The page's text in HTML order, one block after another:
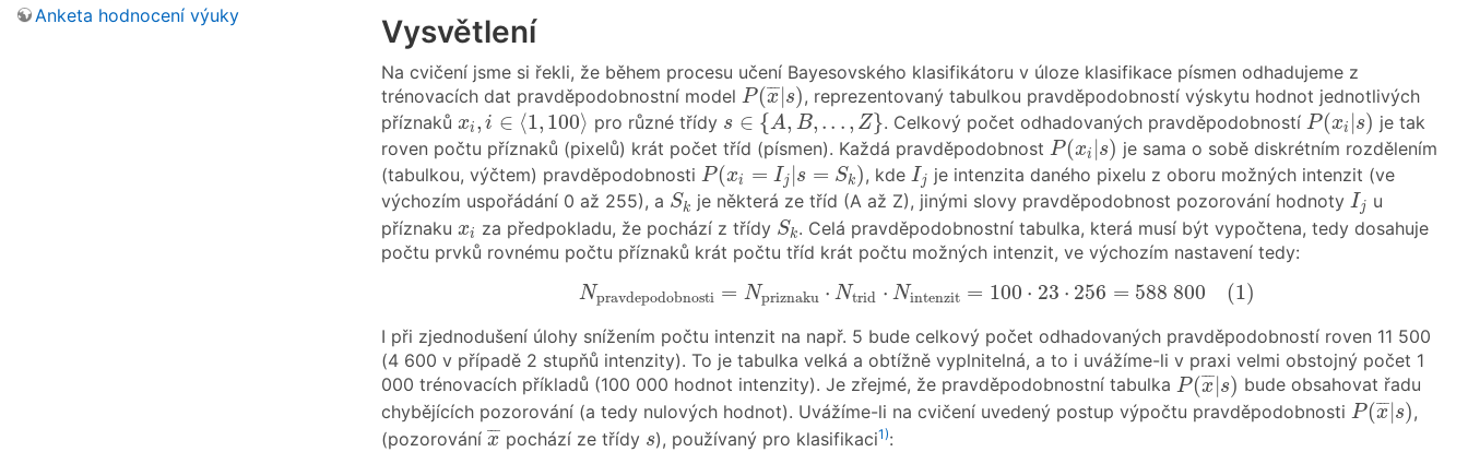
Anketa hodnocení výuky
Vysvětlení
Na cvičení jsme si řekli, že během procesu učení Bayesovského klasifikátoru v úloze klasifikace písmen odhadujeme z
trénovacích dat pravděpodobnostní model P (¯
¯¯
x|s)
P(x¯ |s), reprezentovaný tabulkou pravděpodobností výskytu hodnot jednotlivých
příznaků xi , i ∈ ⟨1, 100⟩
x i∈⟨ 1,100⟩ pro různé třídy s ∈ {A, B, . . . , Z}
s ∈ {A ,B ,.. Z . Celkový počet odhadovaných pravděpodobností P (xi |s)
P(xi s) je tak
roven počtu příznaků (pixelů) krát počet tříd (písmen). Každá pravděpodobnost P (xi |s)
P(xi s) je sama o sobě diskrétním rozdělením
(tabulkou, výčtem) pravděpodobnosti P (xi = Ij |s = Sk)
P(xi = j| s= S ) , kde Ij
Ij
je intenzita daného pixelu z oboru možných intenzit (ve
výchozím uspořádání 0 až 255), a Sk
S je některá ze tříd (A až Z), jinými slovy pravděpodobnost pozorování hodnoty I j
Ij
u
příznaku xi
xi za předpokladu, že pochází z třídy Sk
Sk . Celá pravděpodobnostní tabulka, která musí být vypočtena, tedy dosahuje
počtu prvků rovnému počtu příznaků krát počtu tříd krát počtu možných intenzit, ve výchozím nastavení tedy:
Npravdepodobnosti = Npriznaku ⋅ Ntrid ⋅ Nintenzit = 100 ⋅ 23 ⋅ 256 = 588 800 (1)
Npravdepodobnosti priznaku⋅N intenzit= 100⋅ 23⋅256=588800
I při zjednodušení úlohy snížením počtu intenzit na např. 5 bude celkový počet odhadovaných pravděpodobností roven 11 500
(4 600 v případě 2 stupňů intenzity). To je tabulka velká a obtížně vyplnitelná, a to i uvážíme-li v praxi velmi obstojný počet 1
000 trénovacích příkladů (100 000 hodnot intenzity). Je zřejmé, že pravděpodobnostní tabulka P (¯
¯¯
x|s)
P(x¯|s)bude obsahovat řadu
chybějících pozorování (a tedy nulových hodnot). Uvážíme-li na cvičení uvedený postup výpočtu pravděpodobnosti P (¯
¯¯
x|s)
P(x¯| s ,
(pozorování ¯
¯¯
x
x¯ pochází ze třídy s
s), používaný pro klasifikaci1):